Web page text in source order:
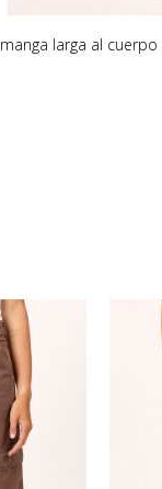
manga larga al